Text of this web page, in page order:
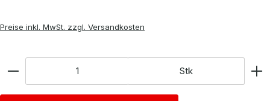
Preise inkl. MwSt. zzgl. Versandkosten
Stk